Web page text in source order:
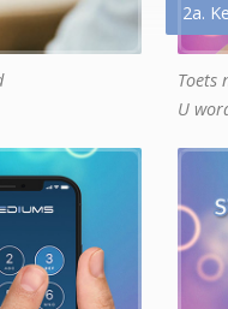
2a.
Toets
U